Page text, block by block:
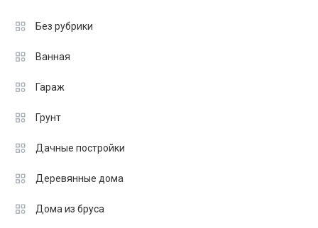
Без рубрики
Ванная
Гараж
Грунт
Дачные постройки
Деревянные дома
Дома из бруса